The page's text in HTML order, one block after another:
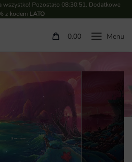
wszystko! Pozostało 08:30:50. Dodatkowe
z kodem LATO
0.00